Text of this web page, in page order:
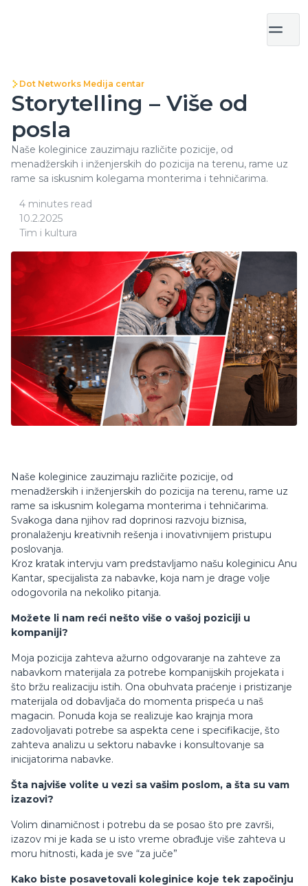
Dot Networks Medija centar
Storytelling – Više od
posla
Naše koleginice zauzimaju različite pozicije, od
menadžerskih i inženjerskih do pozicija na terenu, rame uz
rame sa iskusnim kolegama monterima i tehničarima.
4 minutes read
10.2.2025
Tim i kultura
Naše koleginice zauzimaju različite pozicije, od
menadžerskih i inženjerskih do pozicija na terenu, rame uz
rame sa iskusnim kolegama monterima i tehničarima.
Svakoga dana njihov rad doprinosi razvoju biznisa,
pronalaženju kreativnih rešenja i inovativnijem pristupu
poslovanja.
Kroz kratak intervju vam predstavljamo našu koleginicu Anu
Kantar, specijalista za nabavke, koja nam je drage volje
odogovorila na nekoliko pitanja.
Možete li nam reći nešto više o vašoj poziciji u
kompaniji?
Moja pozicija zahteva ažurno odgovaranje na zahteve za
nabavkom materijala za potrebe kompanijskih projekata i
što bržu realizaciju istih. Ona obuhvata praćenje i pristizanje
materijala od dobavljača do momenta prispeća u naš
magacin. Ponuda koja se realizuje kao krajnja mora
zadovoljavati potrebe sa aspekta cene i specifikacije, što
zahteva analizu u sektoru nabavke i konsultovanje sa
inicijatorima nabavke.
Šta najviše volite u vezi sa vašim poslom, a šta su vam
izazovi?
Volim dinamičnost i potrebu da se posao što pre završi,
izazov mi je kada se u isto vreme obrađuje više zahteva u
moru hitnosti, kada je sve “za juče”
Kako biste posavetovali koleginice koje tek započinju